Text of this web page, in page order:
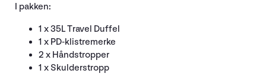
I pakken:
1 x 35L Travel Duffel
1 x PD-klistremerke
2 x Håndstropper
1 x Skulderstropp